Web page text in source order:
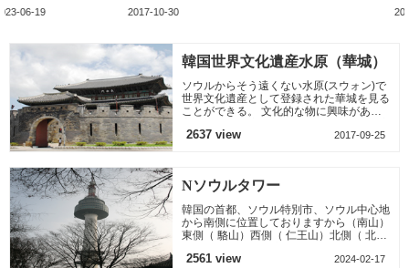
倭乱の
高
韓国世界文化遺産水原（華城）
ソウルからそう遠くない水原(スウォン)で
世界文化遺産として登録された華城を見る
ことができる。 文化的な物に興味がある
を鑑賞するのもいい
2637 view 2017-09-25
Nソウルタワー
韓国の首都、ソウル特別市、ソウル中心地
から南側に位置しておりますから（南山）
東側（ 駱山）西側（ 仁王山）北側（ 北岳
ます、 南山の高さ2
2561 view 2024-02-17